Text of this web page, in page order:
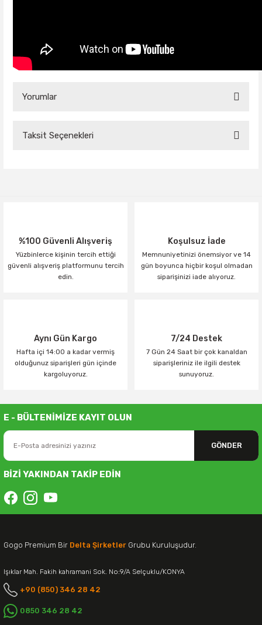
Yorumlar
Taksit Seçenekleri
%100 Güvenli Alışveriş
Yüzbinlerce kişinin tercih ettiği
güvenli alışveriş platformunu tercih
edin.
Koşulsuz İade
Memnuniyetinizi önemsiyor ve 14
gün boyunca hiçbir koşul olmadan
siparişinizi iade alıyoruz.
Aynı Gün Kargo
Hafta içi 14:00 a kadar vermiş
olduğunuz siparişleri gün içinde
kargoluyoruz.
7/24 Destek
7 Gün 24 Saat bir çok kanaldan
siparişleriniz ile ilgili destek
sunuyoruz.
E - BÜLTENİMİZE KAYIT OLUN
GÖNDER
BİZİ YAKINDAN TAKİP EDİN
Gogo Premium Bir Delta Şirketler Grubu Kuruluşudur.
Işıklar Mah. Fakih kahramani Sok. No:9/A Selçuklu/KONYA
+90 (850) 346 28 42
0850 346 28 42